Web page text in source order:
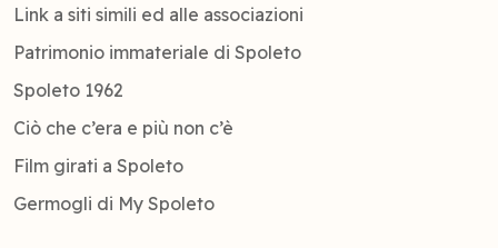
Link a siti simili ed alle associazioni
Patrimonio immateriale di Spoleto
Spoleto 1962
Ciò che c’era e più non c’è
Film girati a Spoleto
Germogli di My Spoleto